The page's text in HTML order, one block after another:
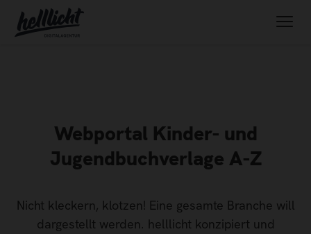
Webportal Kinder- und
Jugendbuchverlage A-Z
Nicht kleckern, klotzen! Eine gesamte Branche will
dargestellt werden. helllicht konzipiert und